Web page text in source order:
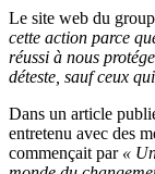
Le site web du
cette action parce
réussi à nous
déteste, sauf ceux
Dans un article
entretenu avec des
commençait par «